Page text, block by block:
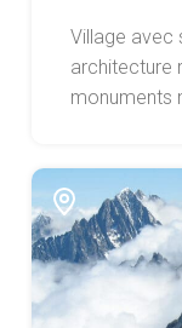
Village avec
architecture
monuments